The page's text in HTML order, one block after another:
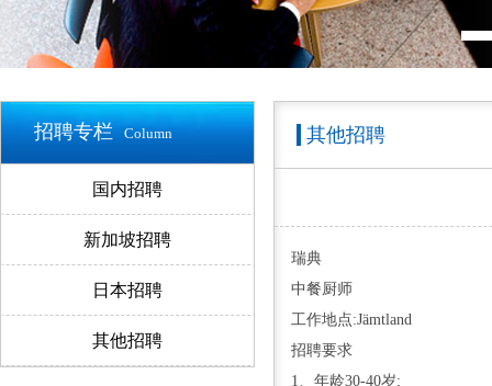
招聘专栏 Column
国内招聘
新加坡招聘
日本招聘
其他招聘
其他招聘
瑞典
中餐厨师
工作地点:Jämtland
招聘要求
1、年龄30-40岁;